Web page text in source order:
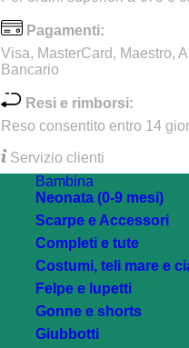
Pagamenti:
Visa, MasterCard, Maestro,
Bancario
Resi e rimborsi:
Reso consentito entro 14
Servizio clienti
Bambina
Neonata (0-9 mesi)
Scarpe e Accessori
Completi e tute
Costumi, teli mare e
Felpe e lupetti
Gonne e shorts
Giubbotti